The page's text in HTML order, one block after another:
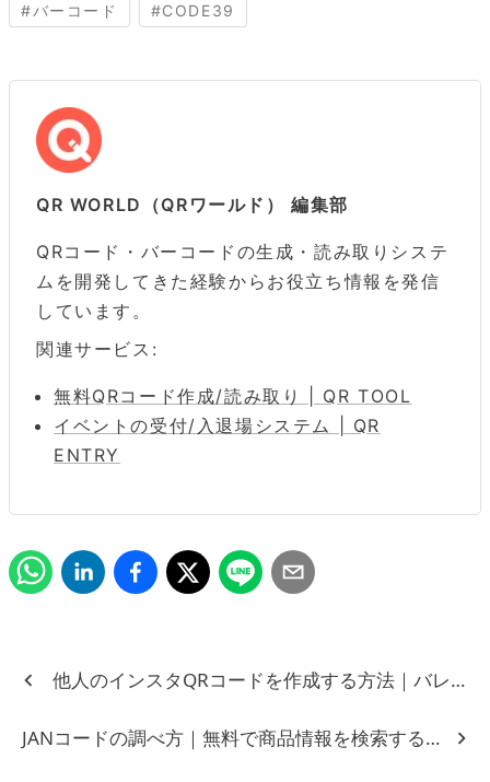
#バーコード #CODE39
QR WORLD（QRワールド） 編集部
QRコード・バーコードの生成・読み取りシステ
ムを開発してきた経験からお役立ち情報を発信
しています。
関連サービス:
無料QRコード作成/読み取り | QR TOOL
イベントの受付/入退場システム | QR
ENTRY
他人のインスタQRコードを作成する方法｜バレる
JANコードの調べ方｜無料で商品情報を検索する3つの